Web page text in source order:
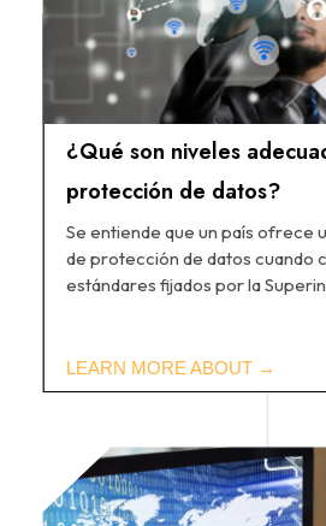
¿Qué son niveles
protección de datos?
Se entiende que un país ofrece
de protección de datos cuando
estándares fijados por la